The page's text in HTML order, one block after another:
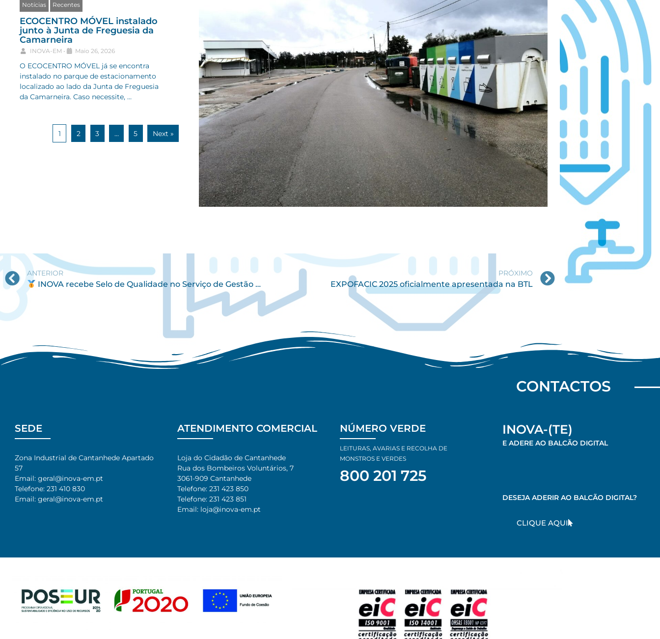
Notícias Recentes
ECOCENTRO MÓVEL instalado
junto à Junta de Freguesia da
Camarneira
INOVA-EM • Maio 26, 2026
O ECOCENTRO MÓVEL já se encontra
instalado no parque de estacionamento
localizado ao lado da Junta de Freguesia
da Camarneira. Caso necessite, …
1 2 3 … 5 Next »
ANTERIOR
INOVA recebe Selo de Qualidade no Serviço de Gestão de Resíduos Urbanos pela ERSAR
PRÓXIMO
EXPOFACIC 2025 oficialmente apresentada na BTL
CONTACTOS
SEDE
Zona Industrial de Cantanhede Apartado
57
Email: geral@inova-em.pt
Telefone: 231 410 830
Email: geral@inova-em.pt
ATENDIMENTO COMERCIAL
Loja do Cidadão de Cantanhede
Rua dos Bombeiros Voluntários, 7​
3061-909 Cantanhede​
Telefone: 231 423 850​
Telefone: 231 423 851​
Email: loja@inova-em.pt​
NÚMERO VERDE
LEITURAS, AVARIAS E RECOLHA DE
MONSTROS E VERDES
800 201 725
INOVA-(TE)
E ADERE AO BALCÃO DIGITAL
DESEJA ADERIR AO BALCÃO DIGITAL?
CLIQUE AQUI